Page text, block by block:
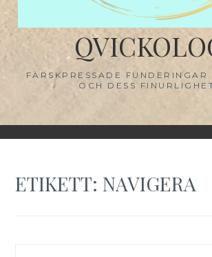
FÄRSKPRESSADE FUNDERINGAR
OCH DESS
ETIKETT: NAVIGERA